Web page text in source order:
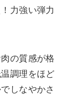
力強い弾力
の質感が格
調理をほど
しなやかさ